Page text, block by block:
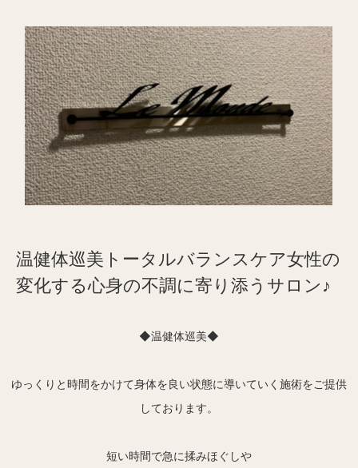
温健体巡美トータルバランスケア女性の
変化する心身の不調に寄り添うサロン♪
◆温健体巡美◆
ゆっくりと時間をかけて身体を良い状態に導いていく施術をご提供
しております。
短い時間で急に揉みほぐしや